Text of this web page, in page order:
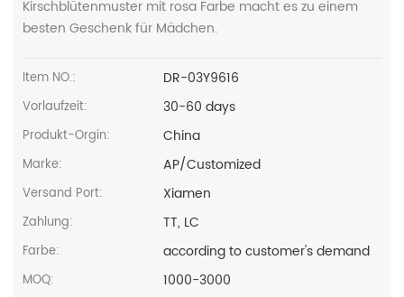
Kirschblütenmuster mit rosa Farbe macht es zu einem
besten Geschenk für Mädchen.
Item NO.: DR-03Y9616
Vorlaufzeit: 30-60 days
Produkt-Orgin: China
Marke: AP/Customized
Versand Port: Xiamen
Zahlung: TT, LC
Farbe: according to customer's demand
MOQ: 1000-3000